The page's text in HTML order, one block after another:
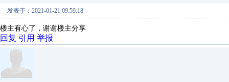
发表于：2021-01-21 09:59:18
楼主有心了，谢谢楼主分享
回复 引用 举报